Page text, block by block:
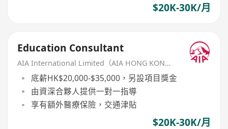
$20K-30K/月
Education Consultant
AIA International Limited（AIA HONG KONG）
底薪HK$20,000-$35,000，另設項目獎金
由資深合夥人提供一對一指導
享有額外醫療保險，交通津貼
$20K-30K/月